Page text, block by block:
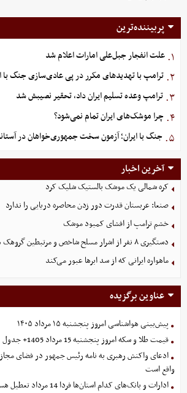
پربیننده‌ترین
۱. علت انفجار جبل‌علی امارات اعلام شد
۲. ترامپ با تهدیدهای مکرر در پی عادی‌سازی جنگ با
۳. ترامپ وعده تسلیم ایران داد، تحقیر نصیبش شد
۴. چرا موشک‌های ایران تمام نمی‌شود؟
۵. جنگ با ایران؛ آزمون سخت جمهوری‌خواهان در
آخرین اخبار
کره شمالی یک موشک بالستیک شلیک کرد
صنعا: عربستان قدرت دور زدن محاصره دریایی را ندارد
خشم ترامپ از افشای کمبود موشک
دستگیری ۸ نفر از اشرار مسلح شاخص و مرتبطین گروهک های تروریستی
ماهواره ایرانی که از سد ابرها عبور می‌کند
عناوین برگزیده
پیش‌بینی هواشناسی امروز پنجشنبه ۱۵ مرداد ۱۴۰۵
قیمت طلا و سکه امروز پنجشنبه 15 مرداد 1405+ جدول
ادعای واکنش رهبری به نامه رئیس جمهور در فضای
واقع است
ادارات و بانک‌های کدام استان‌ها فردا 14 مرداد تعطیل هستند؟